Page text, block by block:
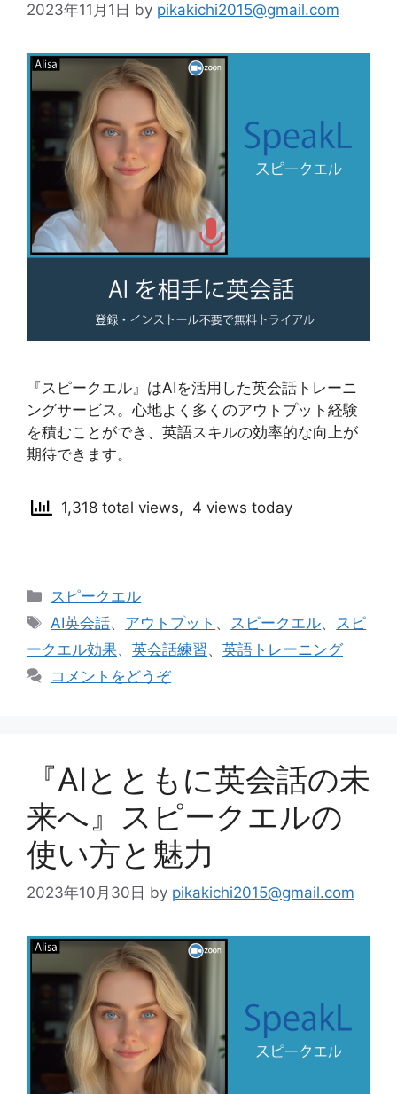
2023年11月1日 by pikakichi2015@gmail.com
『スピークエル』はAIを活用した英会話トレーニ
ングサービス。心地よく多くのアウトプット経験
を積むことができ、英語スキルの効率的な向上が
期待できます。
1,318 total views, 4 views today
カ
テ
リ
ー
スピークエル
タ
AI英会話、 アウトプット 、 スピークエル、
スピ
ークエル効果、 英会話練習、 英語トレーニング
コメントをどうぞ
『AIとともに英会話の未
来へ』スピークエルの
使い方と魅力
2023年10月30日 by pikakichi2015@gmail.com